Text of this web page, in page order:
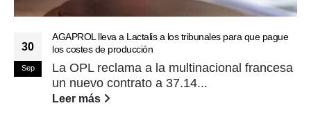
30
Sep
AGAPROL lleva a Lactalis a los tribunales para que pague
los costes de producción
La OPL reclama a la multinacional francesa
un nuevo contrato a 37.14...
Leer más